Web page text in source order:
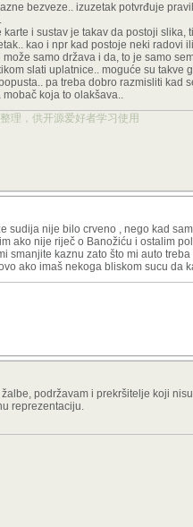
bezveze.. izuzetak potvrđuje
i sustav je takav da postoji slika,
kao i npr kad postoje neki radovi
samo država i da, to je samo
slati uplatnice.. moguće su takve
pa treba dobro razmisliti kad
koja to olakšava..
理，供开源爱好者学习使用
sudija nije bilo crveno , nego kad
ako nije riječ o Banožiću i ostalim
smanjite kaznu zato što mi auto
ako imaš nekoga bliskom sucu da
podržavam i prekršitelje koji
reprezentaciju.